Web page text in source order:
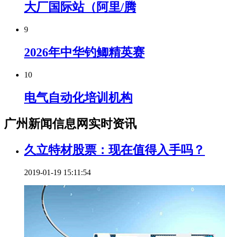
大厂国际站（阿里/腾
9
2026年中华钓鲫精英赛
10
电气自动化培训机构
广州新闻信息网实时资讯
久立特材股票：现在值得入手吗？
2019-01-19 15:11:54